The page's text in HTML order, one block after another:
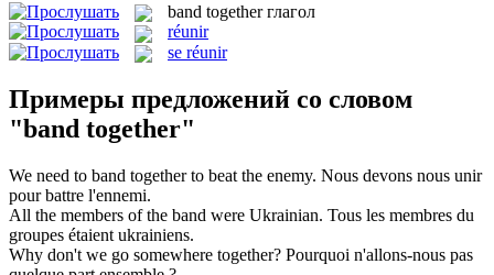
band together глагол
réunir
se réunir
Примеры предложений со словом
"band together"
We need to band togetherto beat the enemy. Nous devons nous unir
pour battre l'ennemi.
All the members of the band were Ukrainian. Tous les membres du
groupes étaient ukrainiens.
Why don't we go somewhere together? Pourquoi n'allons-nous pas